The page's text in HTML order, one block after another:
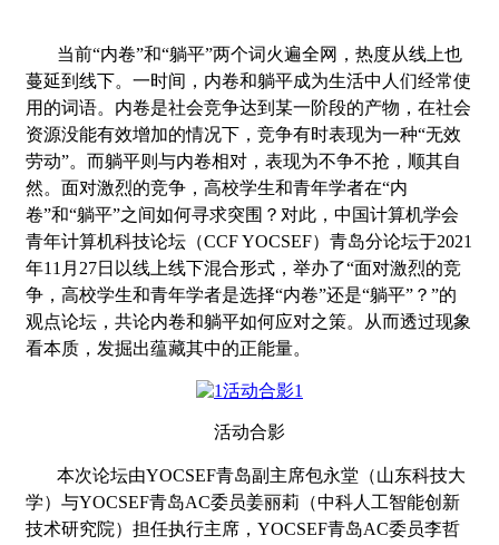
当前“内卷”和“躺平”两个词火遍全网，热度从线上也
蔓延到线下。一时间，内卷和躺平成为生活中人们经常使
用的词语。内卷是社会竞争达到某一阶段的产物，在社会
资源没能有效增加的情况下，竞争有时表现为一种“无效
劳动”。而躺平则与内卷相对，表现为不争不抢，顺其自
然。面对激烈的竞争，高校学生和青年学者在“内
卷”和“躺平”之间如何寻求突围？对此，中国计算机学会
青年计算机科技论坛（CCF YOCSEF）青岛分论坛于2021
年11 月 27日以线上线下混合形式，举办了“面对激烈的竞
争，高校学生和青年学者是选择“内卷”还是“躺平”？”的
观点论坛，共论内卷和躺平如何应对之策。从而透过现象
看本质，发掘出蕴藏其中的正能量。
活动合影
本次论坛由YOCSEF青岛副主席包永堂（山东科技大
学）与YOCSEF青岛AC委员姜丽莉（中科人工智能创新
技术研究院）担任执行主席， YOCSEF青岛AC委员李哲